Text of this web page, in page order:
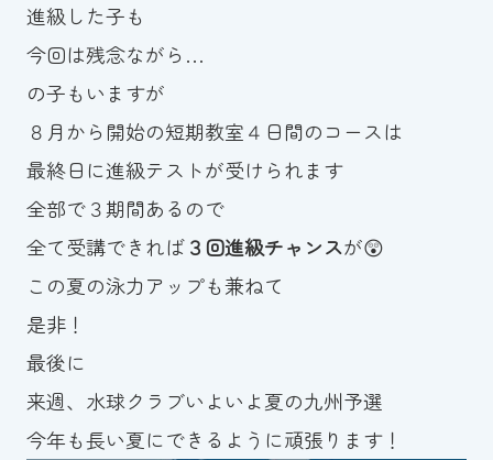
進級した子も
今回は残念ながら…
の子もいますが
８月から開始の短期教室４日間のコースは
最終日に進級テストが受けられます
全部で３期間あるので
全て受講できれば３回進級チャンスが😲
この夏の泳力アップも兼ねて
是非！
最後に
来週、水球クラブいよいよ夏の九州予選
今年も長い夏にできるように頑張ります！